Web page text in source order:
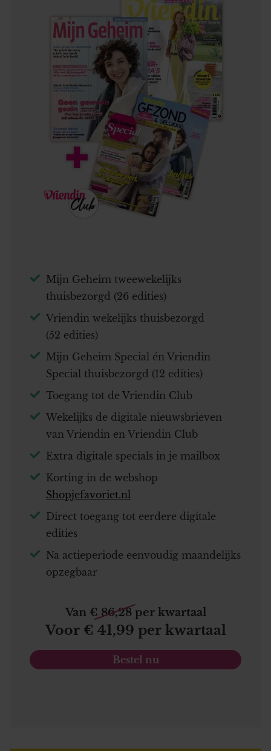
Mijn Geheim tweewekelijks
thuisbezorgd (26 edities)
Vriendin wekelijks thuisbezorgd
(52 edities)
Mijn Geheim Special én Vriendin
Special thuisbezorgd (12 edities)
Toegang tot de Vriendin Club
Wekelijks de digitale nieuwsbrieven
van Vriendin en Vriendin Club
Extra digitale specials in je mailbox
Korting in de webshop
Shopjefavoriet.nl
Direct toegang tot eerdere digitale
edities
Na actieperiode eenvoudig maandelijks
opzegbaar
Van € 86,28 per kwartaal
Voor € 41,99 per kwartaal
Bestel nu